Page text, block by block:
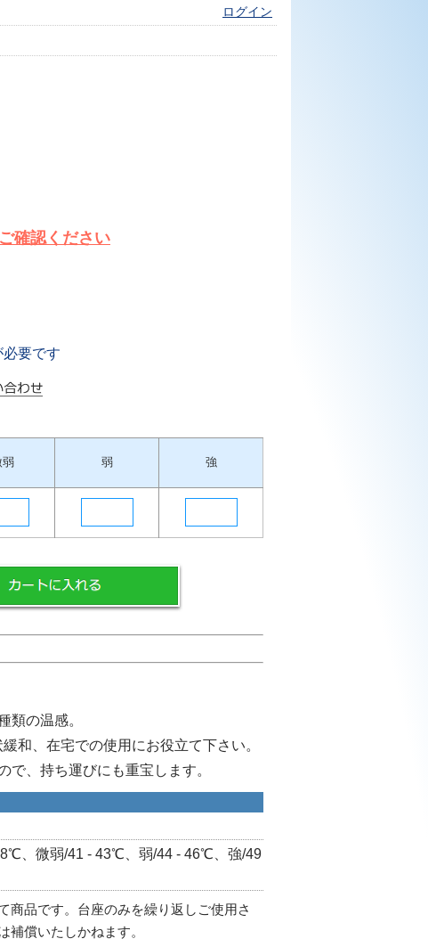
ログイン
確認ください
要です
弱 弱 強
類の温感。
和、在宅での使用にお役立て下さい。
で、持ち運びにも重宝します。
、微弱/41 - 43℃、弱/44 - 46℃、強/49
商品です。台座のみを繰り返しご使用さ
補償いたしかねます。